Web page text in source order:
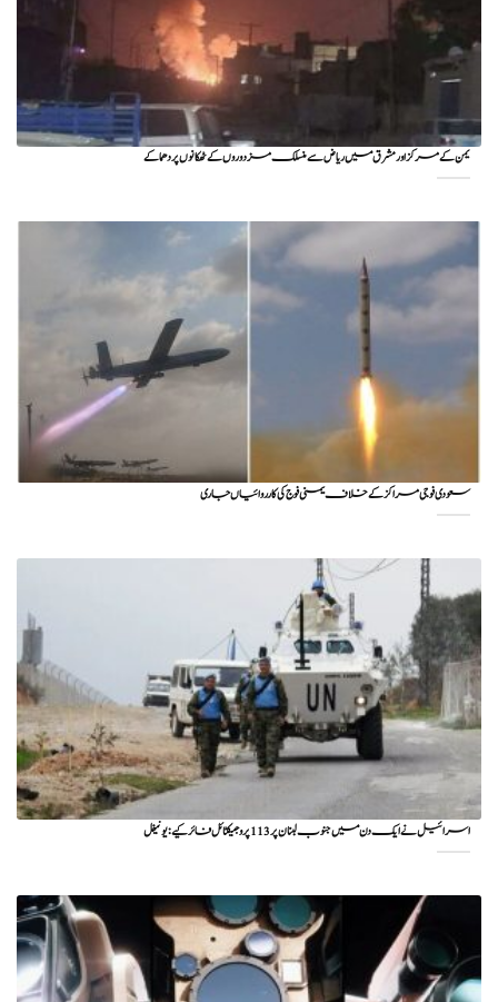
یمن کے مرکز اور مشرق میں ریاض سے منسلک مزدوروں کے ٹھکانوں پر دھماکے
سعودی فوجی مراکز کے خلاف یمنی فوج کی کارروائیاں جاری
اسرائیل نے ایک دن میں جنوب لبنان پر 113 پروجیکٹائل فائر کیے: یونیفل